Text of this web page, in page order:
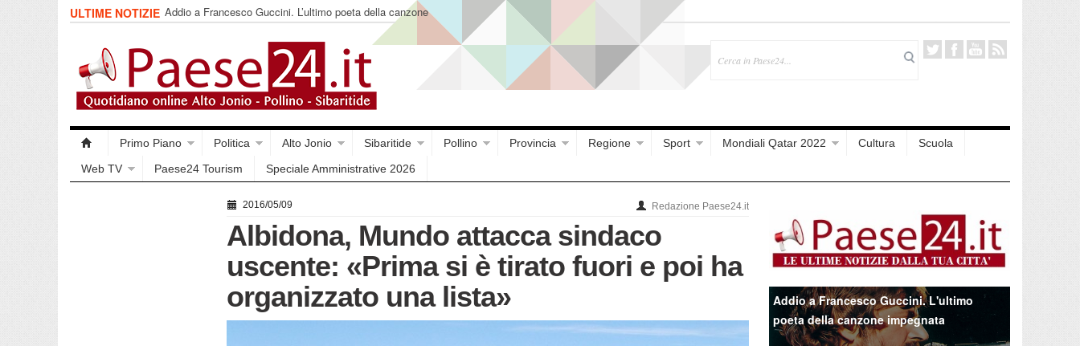
ULTIME NOTIZIE Addio a Francesco Guccini. L’ultimo poeta della canzone
impegnata
Primo Piano Politica Alto Jonio Sibaritide Pollino Provincia Regione Sport Mondiali Qatar 2022 Cultura
Scuola
Web TV
Paese24 Tourism Speciale Amministrative 2026
2016/05/09 Redazione Paese24.it
Albidona, Mundo attacca sindaco
uscente: «Prima si è tirato fuori e poi ha
organizzato una lista»
Addio a Francesco Guccini. L'ultimo
poeta della canzone impegnata